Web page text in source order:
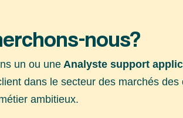
nous?
un ou une Analyste support
dans le secteur des marchés
ambitieux.